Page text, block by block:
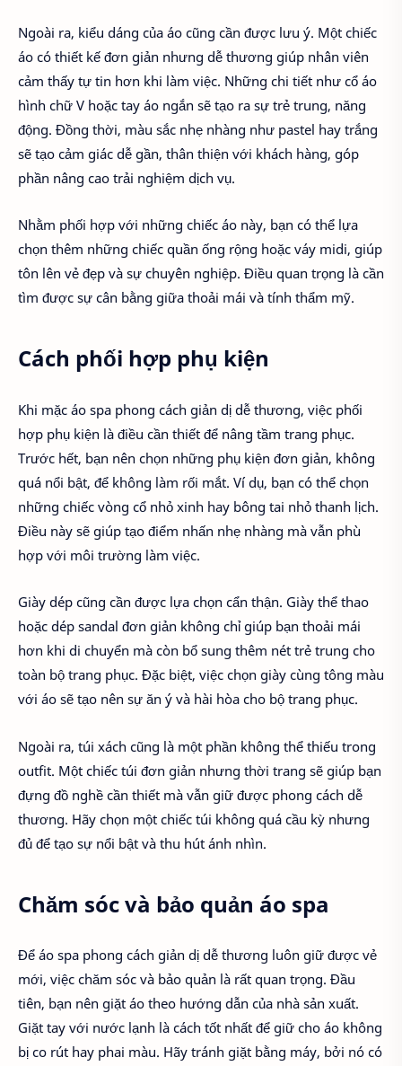
Ngoài ra, kiểu dáng của áo cũng cần được lưu ý. Một chiếc
áo có thiết kế đơn giản nhưng dễ thương giúp nhân viên
cảm thấy tự tin hơn khi làm việc. Những chi tiết như cổ áo
hình chữ V hoặc tay áo ngắn sẽ tạo ra sự trẻ trung, năng
động. Đồng thời, màu sắc nhẹ nhàng như pastel hay trắng
sẽ tạo cảm giác dễ gần, thân thiện với khách hàng, góp
phần nâng cao trải nghiệm dịch vụ.
Nhằm phối hợp với những chiếc áo này, bạn có thể lựa
chọn thêm những chiếc quần ống rộng hoặc váy midi, giúp
tôn lên vẻ đẹp và sự chuyên nghiệp. Điều quan trọng là cần
tìm được sự cân bằng giữa thoải mái và tính thẩm mỹ.
Cách phối hợp phụ kiện
Khi mặc áo spa phong cách giản dị dễ thương, việc phối
hợp phụ kiện là điều cần thiết để nâng tầm trang phục.
Trước hết, bạn nên chọn những phụ kiện đơn giản, không
quá nổi bật, để không làm rối mắt. Ví dụ, bạn có thể chọn
những chiếc vòng cổ nhỏ xinh hay bông tai nhỏ thanh lịch.
Điều này sẽ giúp tạo điểm nhấn nhẹ nhàng mà vẫn phù
hợp với môi trường làm việc.
Giày dép cũng cần được lựa chọn cẩn thận. Giày thể thao
hoặc dép sandal đơn giản không chỉ giúp bạn thoải mái
hơn khi di chuyển mà còn bổ sung thêm nét trẻ trung cho
toàn bộ trang phục. Đặc biệt, việc chọn giày cùng tông màu
với áo sẽ tạo nên sự ăn ý và hài hòa cho bộ trang phục.
Ngoài ra, túi xách cũng là một phần không thể thiếu trong
outfit. Một chiếc túi đơn giản nhưng thời trang sẽ giúp bạn
đựng đồ nghề cần thiết mà vẫn giữ được phong cách dễ
thương. Hãy chọn một chiếc túi không quá cầu kỳ nhưng
đủ để tạo sự nổi bật và thu hút ánh nhìn.
Chăm sóc và bảo quản áo spa
Để áo spa phong cách giản dị dễ thương luôn giữ được vẻ
mới, việc chăm sóc và bảo quản là rất quan trọng. Đầu
tiên, bạn nên giặt áo theo hướng dẫn của nhà sản xuất.
Giặt tay với nước lạnh là cách tốt nhất để giữ cho áo không
bị co rút hay phai màu. Hãy tránh giặt bằng máy, bởi nó có